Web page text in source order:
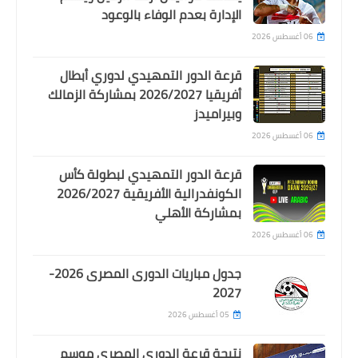
يوم واحد من إعلانه اعتزال التحكيم بصورة
نهائية
Egypt
غياب 8 لاعبين و عودة ثلاثي الاهلي
لقائمة الفريق لمباراة الجيش الملكي
الإدارة بعدم الوفاء بالوعود
06 أغسطس 2026
قرعة الدور التمهيدي لدوري أبطال
أفريقيا 2026/2027 بمشاركة الزمالك
وبيراميدز
06 أغسطس 2026
قرعة الدور التمهيدي لبطولة كأس
الكونفدرالية الأفريقية 2026/2027
بمشاركة الأهلي
06 أغسطس 2026
جدول مباريات الدورى المصرى 2026-
2027
05 أغسطس 2026
نتيجة قرعة الدوري المصري موسم